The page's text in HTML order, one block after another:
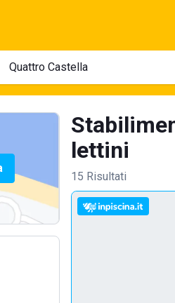
lettini
15 Risultati